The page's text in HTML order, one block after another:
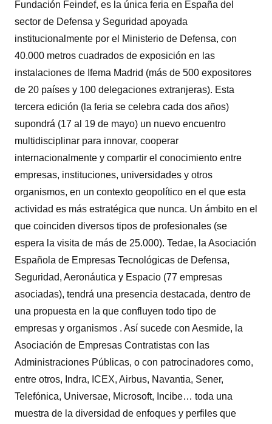
Fundación Feindef, es la única feria en España del
sector de Defensa y Seguridad apoyada
institucionalmente por el Ministerio de Defensa, con
40.000 metros cuadrados de exposición en las
instalaciones de Ifema Madrid (más de 500 expositores
de 20 países y 100 delegaciones extranjeras). Esta
tercera edición (la feria se celebra cada dos años)
supondrá (17 al 19 de mayo) un nuevo encuentro
multidisciplinar para innovar, cooperar
internacionalmente y compartir el conocimiento entre
empresas, instituciones, universidades y otros
organismos, en un contexto geopolítico en el que esta
actividad es más estratégica que nunca. Un ámbito en el
que coinciden diversos tipos de profesionales (se
espera la visita de más de 25.000). Tedae, la Asociación
Española de Empresas Tecnológicas de Defensa,
Seguridad, Aeronáutica y Espacio (77 empresas
asociadas), tendrá una presencia destacada, dentro de
una propuesta en la que confluyen todo tipo de
empresas y organismos . Así sucede con Aesmide, la
Asociación de Empresas Contratistas con las
Administraciones Públicas, o con patrocinadores como,
entre otros, Indra, ICEX, Airbus, Navantia, Sener,
Telefónica, Universae, Microsoft, Incibe… toda una
muestra de la diversidad de enfoques y perfiles que